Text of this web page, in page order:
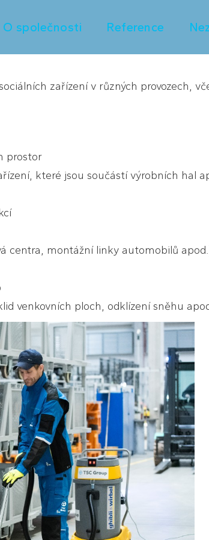
O společnosti Reference
zařízení v různých provozech,
prostor
které jsou součástí výrobních hal
centra, montážní linky automobilů
venkovních ploch, odklízení sněhu